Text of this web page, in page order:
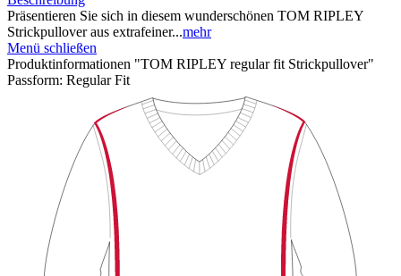
Präsentieren Sie sich in diesem wunderschönen TOM RIPLEY
Strickpullover aus extrafeiner...mehr
Menü schließen
Produktinformationen "TOM RIPLEY regular fit Strickpullover"
Passform: Regular Fit